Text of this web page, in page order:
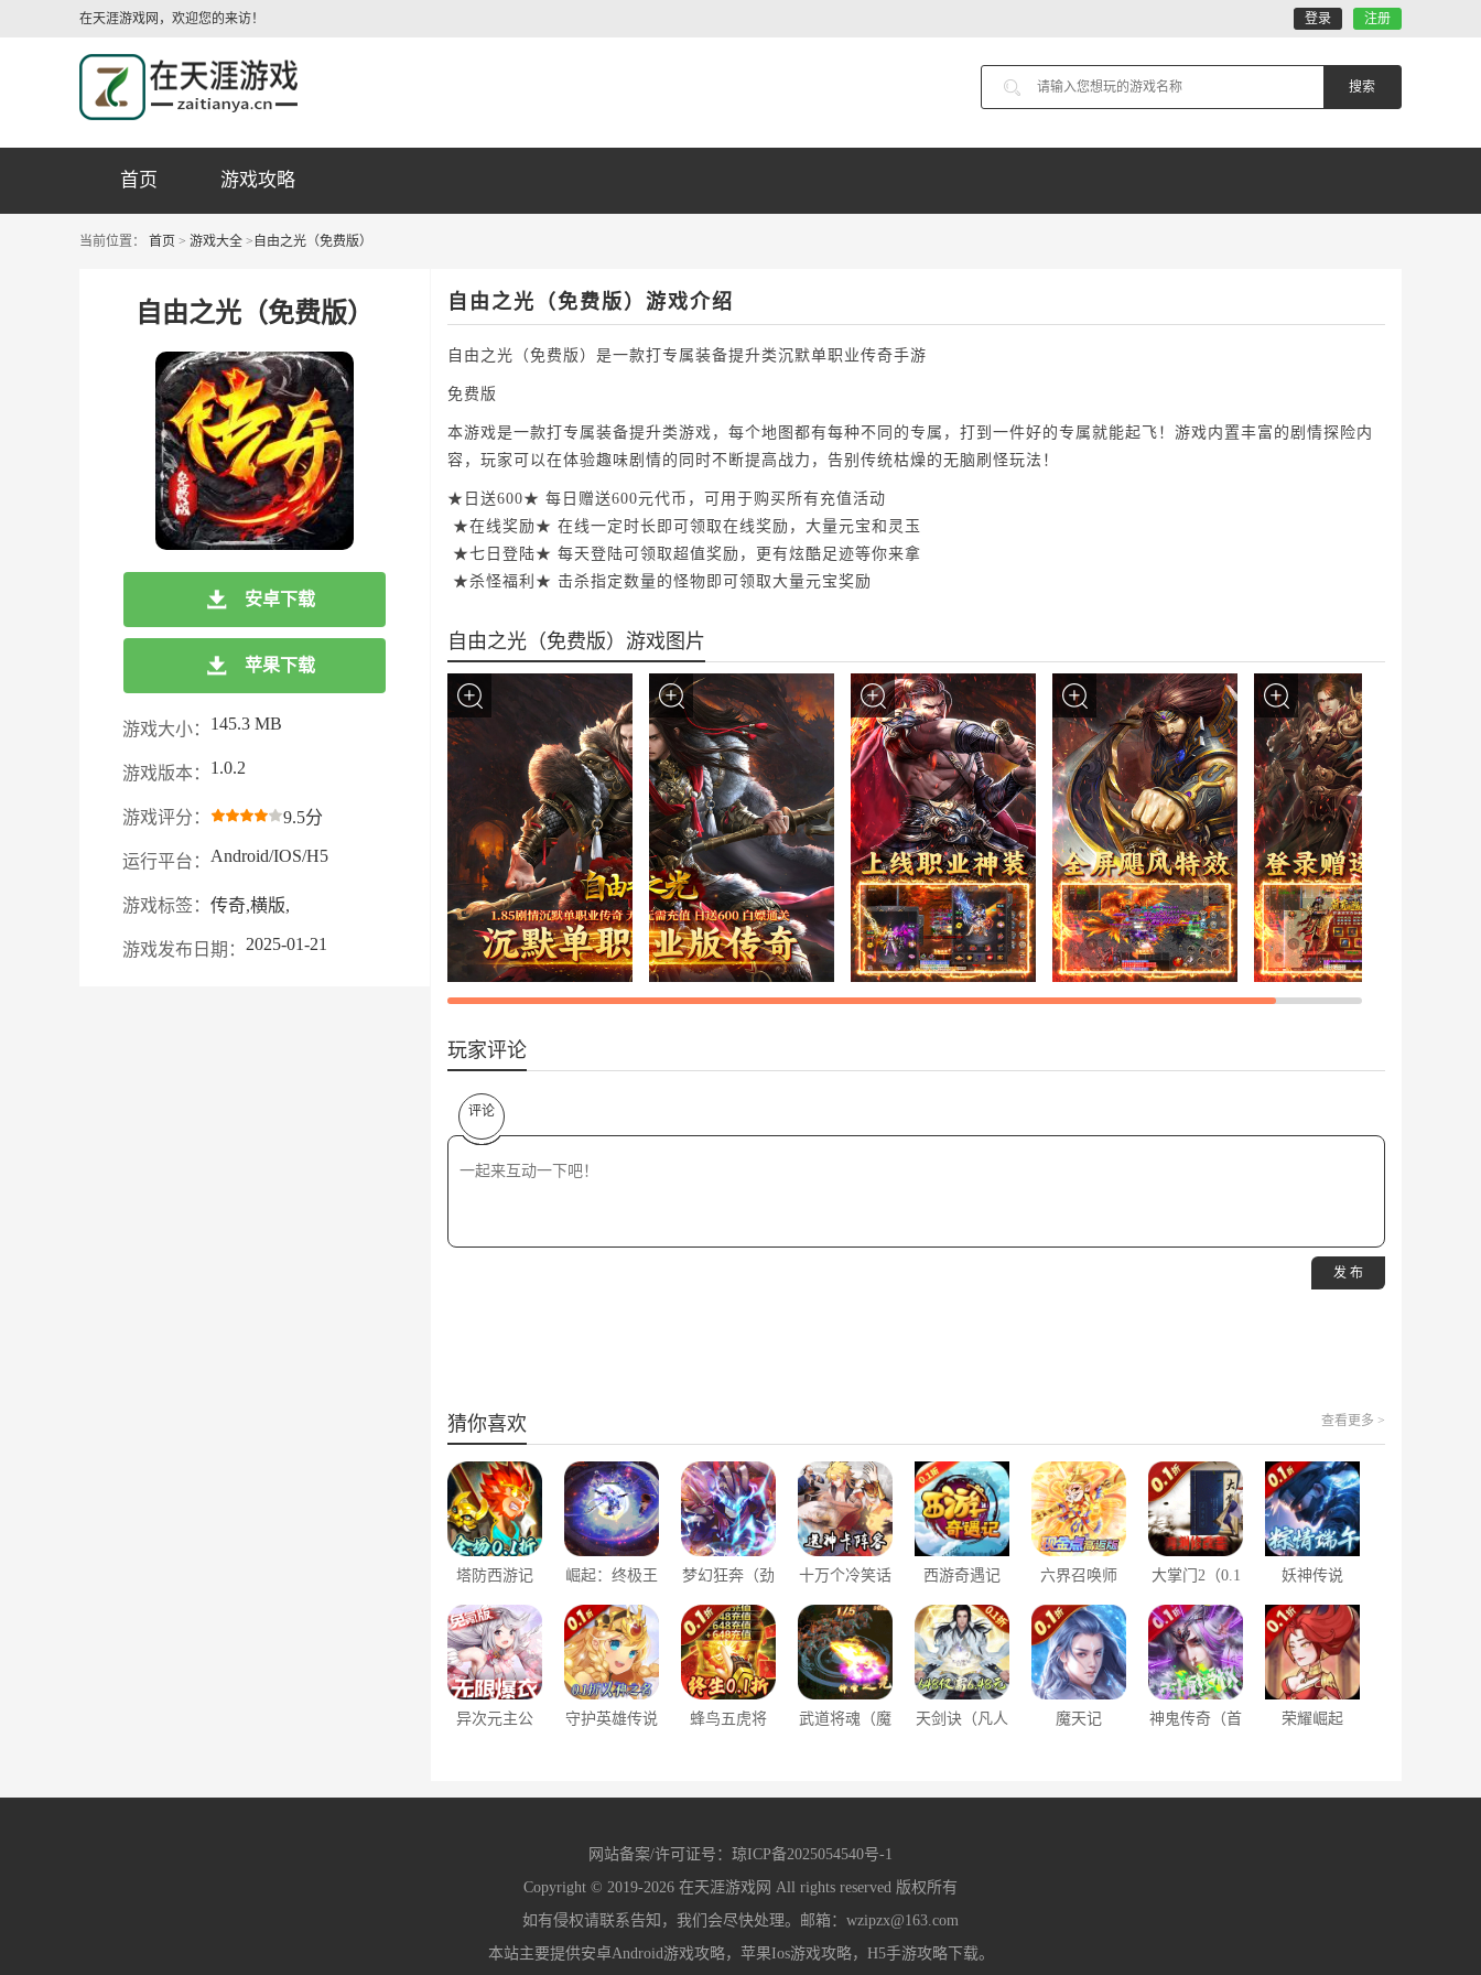
在天涯游戏网，欢迎您的来访！ 登录 注册
首页 游戏攻略
当前位置： 首页 > 游戏大全 > 自由之光（免费版）
自由之光（免费版）
安卓下载
苹果下载
游戏大小： 145.3 MB
游戏版本： 1.0.2
游戏评分： 9.5分
运行平台： Android/IOS/H5
游戏标签： 传奇,横版,
游戏发布日期： 2025-01-21
自由之光（免费版）游戏介绍
自由之光（免费版）是一款打专属装备提升类沉默单职业传奇手游
免费版
本游戏是一款打专属装备提升类游戏，每个地图都有每种不同的专属，打到一件好的专属就能起飞！游戏内置丰富的剧情探险内
容，玩家可以在体验趣味剧情的同时不断提高战力，告别传统枯燥的无脑刷怪玩法！
★日送600★ 每日赠送600元代币，可用于购买所有充值活动
★在线奖励★ 在线一定时长即可领取在线奖励，大量元宝和灵玉
★七日登陆★ 每天登陆可领取超值奖励，更有炫酷足迹等你来拿
★杀怪福利★ 击杀指定数量的怪物即可领取大量元宝奖励
自由之光（免费版）游戏图片
玩家评论
评论
发 布
猜你喜欢 查看更多 >
塔防西游记
折）
崛起：终极王
撸万充）
梦幻狂奔（劲
十万个冷笑话
卡阵容）
西游奇遇记
购）
六界召唤师
版）
大掌门2（0.1
利）
妖神传说
风暴）
异次元主公
守护英雄传说
蜂鸟五虎将
武道将魂（魔
天剑诀（凡人
魔天记
神鬼传奇（首
荣耀崛起
网站备案/许可证号： 琼ICP备2025054540号-1
Copyright © 2019-2026 在天涯游戏网 All rights reserved 版权所有
如有侵权请联系告知，我们会尽快处理。邮箱：wzipzx@163.com
本站主要提供安卓Android游戏攻略，苹果Ios游戏攻略，H5手游攻略下载。